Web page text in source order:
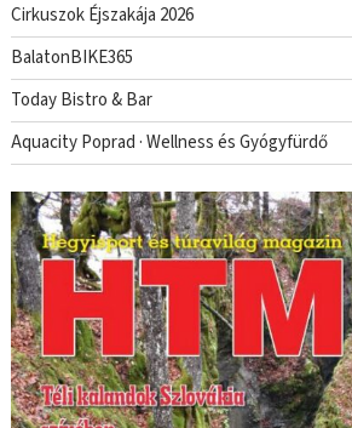
Cirkuszok Éjszakája 2026
BalatonBIKE365
Today Bistro & Bar
Aquacity Poprad · Wellness és Gyógyfürdő